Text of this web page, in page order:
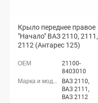
Крыло переднее правое
"Начало" ВАЗ 2110, 2111,
2112 (Антарес 125)
21100-
8403010
ВАЗ 2110,
ВАЗ 2111,
ВАЗ 2112